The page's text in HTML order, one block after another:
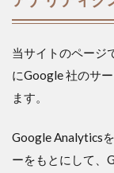
当サイトのページ
にGoogle 社のサ
ます。
Google Analytics
ーをもとにして、